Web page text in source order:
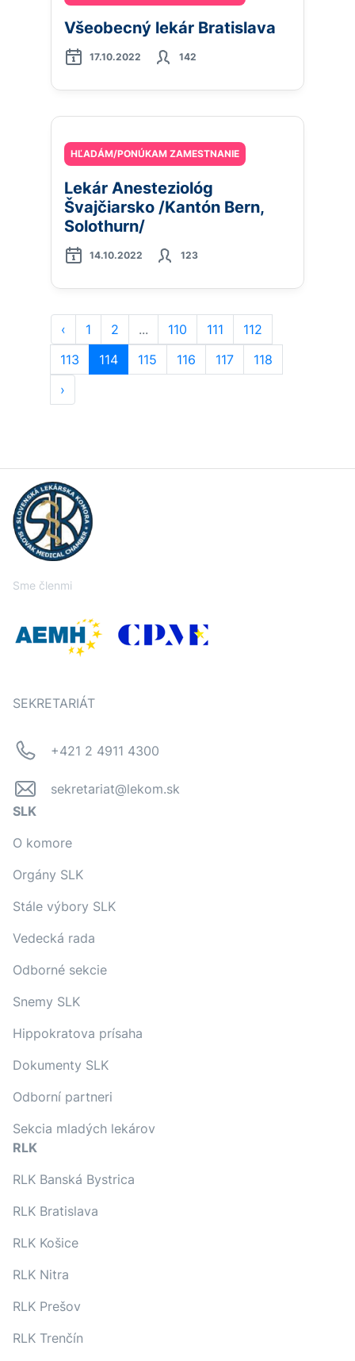
Všeobecný lekár Bratislava
17.10.2022 142
HĽADÁM/PONÚKAM ZAMESTNANIE
Lekár Anesteziológ
Švajčiarsko /Kantón Bern,
Solothurn/
14.10.2022 123
‹ 1 2 ... 110 111
112
113
114 115 116 117
118
›
Sme členmi
SEKRETARIÁT
+421 2 4911 4300
sekretariat@lekom.sk
SLK
O komore
Orgány SLK
Stále výbory SLK
Vedecká rada
Odborné sekcie
Snemy SLK
Hippokratova prísaha
Dokumenty SLK
Odborní partneri
Sekcia mladých lekárov
RLK
RLK Banská Bystrica
RLK Bratislava
RLK Košice
RLK Nitra
RLK Prešov
RLK Trenčín